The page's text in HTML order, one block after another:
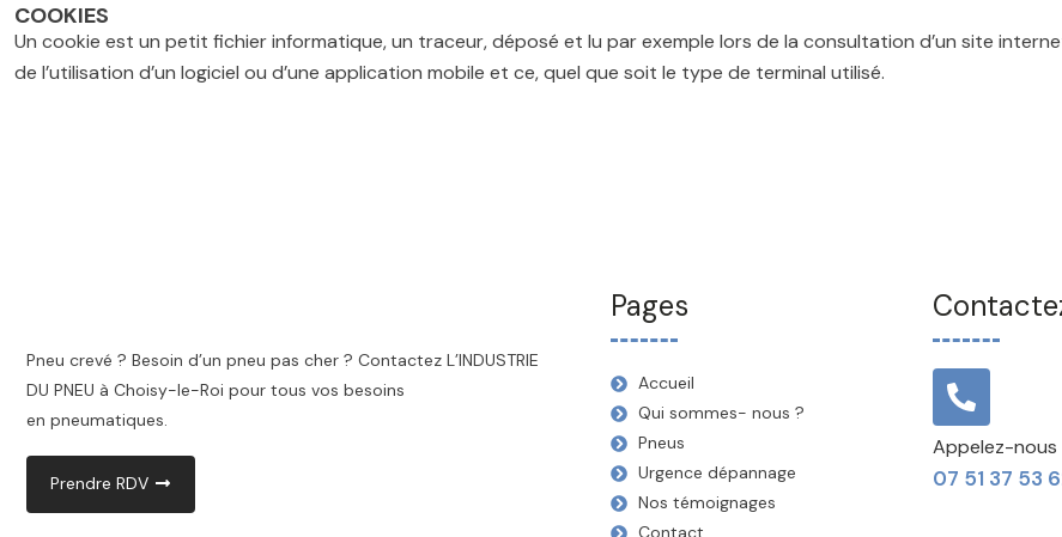
COOKIES
Un cookie est un petit fichier informatique, un traceur, déposé et lu par exemple lors de la consultation d’un site
de l’utilisation d’un logiciel ou d’une application mobile et ce, quel que soit le type de terminal utilisé.
Pneu crevé ? Besoin d’un pneu pas cher ? Contactez L’INDUSTRIE
DU PNEU à Choisy-le-Roi pour tous vos besoins
en pneumatiques.
Prendre RDV
Pages
Accueil
Qui sommes- nous ?
Pneus
Urgence dépannage
Nos témoignages
Contact
Appelez-nous
07 51 37 53